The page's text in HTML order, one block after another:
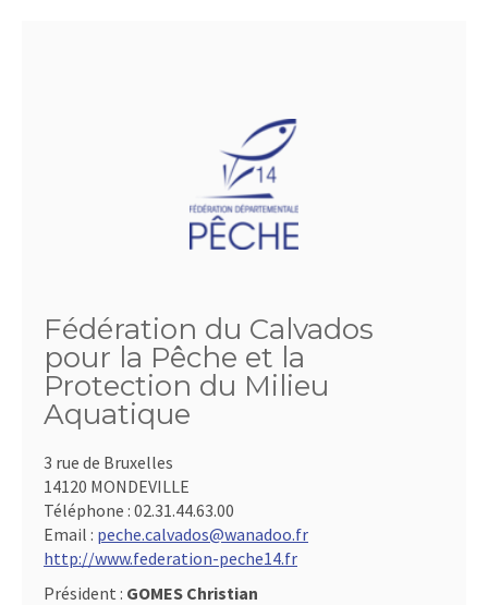
Fédération du Calvados
pour la Pêche et la
Protection du Milieu
Aquatique
3 rue de Bruxelles
14120 MONDEVILLE
Téléphone : 02.31.44.63.00
Email : peche.calvados@wanadoo.fr
http://www.federation-peche14.fr
Président : GOMES Christian